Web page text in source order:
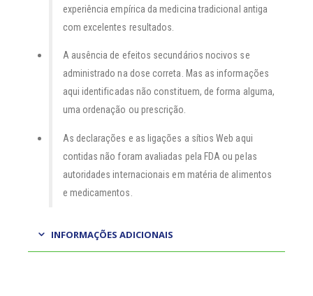
experiência empírica da medicina tradicional antiga
com excelentes resultados.
A ausência de efeitos secundários nocivos se
administrado na dose correta. Mas as informações
aqui identificadas não constituem, de forma alguma,
uma ordenação ou prescrição.
As declarações e as ligações a sítios Web aqui
contidas não foram avaliadas pela FDA ou pelas
autoridades internacionais em matéria de alimentos
e medicamentos.
INFORMAÇÕES ADICIONAIS